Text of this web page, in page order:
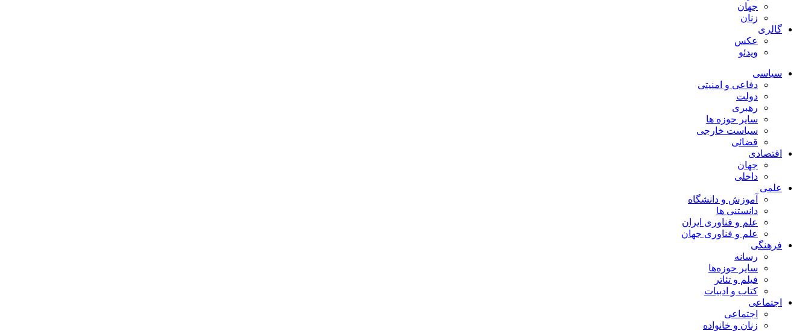
جهان
زنان
گالری
عکس
ویدئو
سیاسی
دفاعی و امنیتی
دولت
رهبری
سایر حوزه ها
سیاست خارجی
قضائی
اقتصادی
جهان
داخلی
علمی
آموزش و دانشگاه
دانستنی ها
علم و فناوری ایران
علم و فناوری جهان
فرهنگی
رسانه
سایر حوزه‌ها
فیلم و تئاتر
کتاب و ادبیات
اجتماعی
اجتماعی
زنان و خانواده